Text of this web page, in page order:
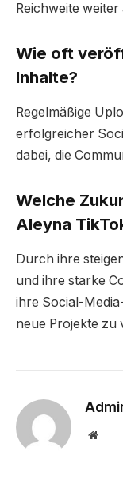
Reichweite
Wie oft
Inhalte?
Regelmäßige
erfolgreicher
dabei, die
Welche
Aleyna
Durch ihre
und ihre starke
ihre Social-
neue Projekte zu